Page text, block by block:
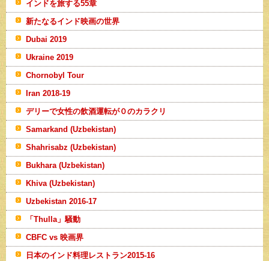
インドを旅する55章
新たなるインド映画の世界
Dubai 2019
Ukraine 2019
Chornobyl Tour
Iran 2018-19
デリーで女性の飲酒運転が０のカラクリ
Samarkand (Uzbekistan)
Shahrisabz (Uzbekistan)
Bukhara (Uzbekistan)
Khiva (Uzbekistan)
Uzbekistan 2016-17
「Thulla」騒動
CBFC vs 映画界
日本のインド料理レストラン2015-16